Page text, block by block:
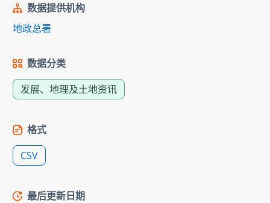
数据提供机构
地政总署
数据分类
发展、地理及土地资讯
格式
CSV
最后更新日期